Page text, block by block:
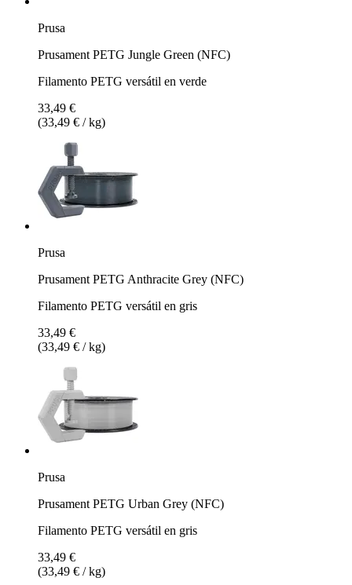
Prusa
Prusament PETG Jungle Green (NFC)
Filamento PETG versátil en verde
33,49 €
(33,49 € / kg)
Prusa
Prusament PETG Anthracite Grey (NFC)
Filamento PETG versátil en gris
33,49 €
(33,49 € / kg)
Prusa
Prusament PETG Urban Grey (NFC)
Filamento PETG versátil en gris
33,49 €
(33,49 € / kg)